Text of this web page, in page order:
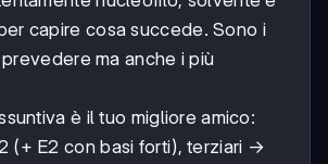
capire cosa succede. Sono i
ma anche i più
è il tuo migliore amico:
(+ E2 con basi forti), terziari →